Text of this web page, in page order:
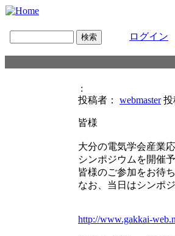
ログイン
:
投稿者： webmaster 投
皆様
大分の電気学会産業
シンポジウムを開催
皆様のご参加をお待
なお、当日はシンポ
http://www.gakkai-